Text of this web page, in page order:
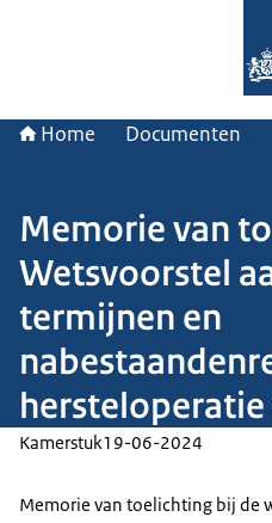
Home Documenten
Memorie van
Wetsvoorstel
termijnen en
Kamerstuk19-06-2024
Memorie van toelichting bij de